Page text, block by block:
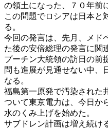
の領土になった、７０年前
この問題でロシアは日本と
る。
今回の発言は、先月、メド
た後の安倍総理の発言に関
プーチン大統領の訪日の前
問も進展が見通せない中、
なる。
福島第一原発で汚染された
ついて東京電力は、今日か
水のくみ上げを始めた。
サブドレン計画は増え続け